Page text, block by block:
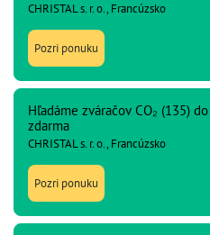
CHRISTAL s. r. o., Francúzsko
Pozri ponuku
Hľadáme zváračov CO₂ (135)
zdarma
CHRISTAL s. r. o., Francúzsko
Pozri ponuku